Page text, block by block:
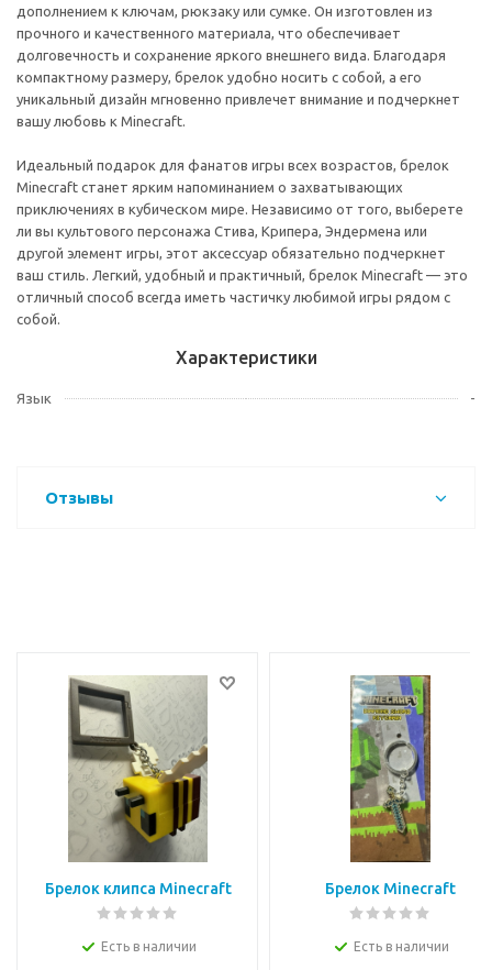
дополнением к ключам, рюкзаку или сумке. Он изготовлен из
прочного и качественного материала, что обеспечивает
долговечность и сохранение яркого внешнего вида. Благодаря
компактному размеру, брелок удобно носить с собой, а его
уникальный дизайн мгновенно привлечет внимание и подчеркнет
вашу любовь к Minecraft.
Идеальный подарок для фанатов игры всех возрастов, брелок
Minecraft станет ярким напоминанием о захватывающих
приключениях в кубическом мире. Независимо от того, выберете
ли вы культового персонажа Стива, Крипера, Эндермена или
другой элемент игры, этот аксессуар обязательно подчеркнет
ваш стиль. Легкий, удобный и практичный, брелок Minecraft — это
отличный способ всегда иметь частичку любимой игры рядом с
собой.
Характеристики
Язык -
Отзывы
Брелок клипса Minecraft
Есть в наличии
Брелок Minecraft
Есть в наличии